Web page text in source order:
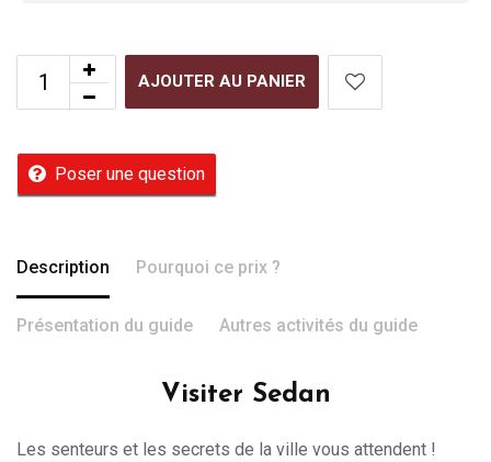
AJOUTER AU PANIER
Poser une question
Description Pourquoi ce prix ?
Présentation du guide Autres activités du guide
Visiter Sedan
Les senteurs et les secrets de la ville vous attendent !